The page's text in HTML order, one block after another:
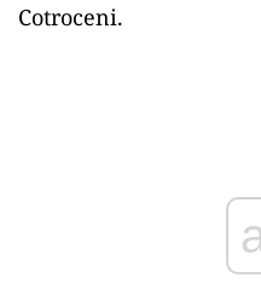
Cotroceni.